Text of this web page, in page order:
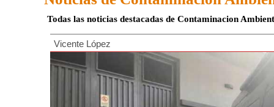
Todas las noticias destacadas de Contaminacion
Vicente López